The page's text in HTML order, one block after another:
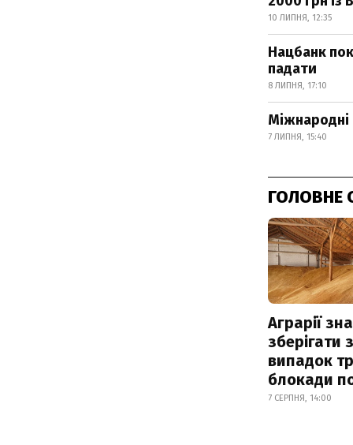
10 ЛИПНЯ, 12:35
Нацбанк
падати
8 ЛИПНЯ, 17:10
Міжнародні
7 ЛИПНЯ, 15:40
ГОЛОВНЕ
Аграрії
зберігати
випадок
блокади
7 СЕРПНЯ, 14:00